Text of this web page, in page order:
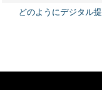
どのようにデジタル